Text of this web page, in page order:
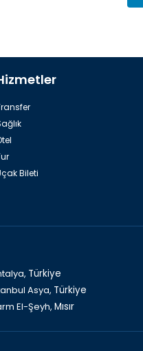
Yat Turu
Bileti
Türkiye
Asya, Türkiye
El-Şeyh, Mısır